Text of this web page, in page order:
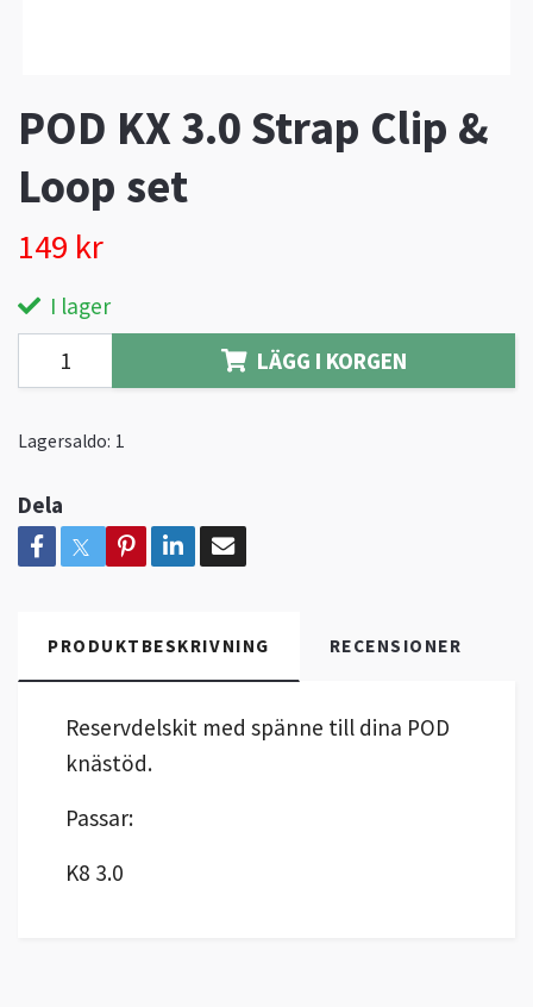
POD KX 3.0 Strap Clip &
Loop set
149 kr
I lager
LÄGG I KORGEN
Lagersaldo: 1
Dela
PRODUKTBESKRIVNING RECENSIONER
Reservdelskit med spänne till dina POD
knästöd.
Passar:
K8 3.0